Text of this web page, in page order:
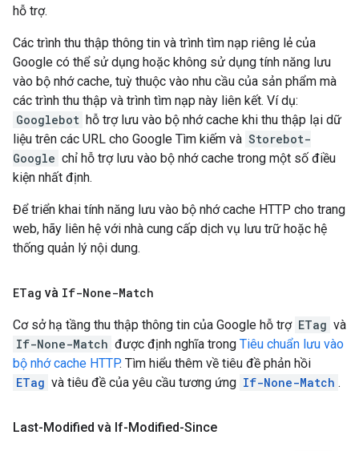
hỗ trợ.
Các trình thu thập thông tin và trình tìm nạp riêng lẻ của
Google có thể sử dụng hoặc không sử dụng tính năng lưu
vào bộ nhớ cache, tuỳ thuộc vào nhu cầu của sản phẩm mà
các trình thu thập và trình tìm nạp này liên kết. Ví dụ:
Googlebot hỗ trợ lưu vào bộ nhớ cache khi thu thập lại dữ
liệu trên các URL cho Google Tìm kiếm và Storebot-
Google chỉ hỗ trợ lưu vào bộ nhớ cache trong một số điều
kiện nhất định.
Để triển khai tính năng lưu vào bộ nhớ cache HTTP cho trang
web, hãy liên hệ với nhà cung cấp dịch vụ lưu trữ hoặc hệ
thống quản lý nội dung.
ETag và If-None-Match
Cơ sở hạ tầng thu thập thông tin của Google hỗ trợ ETag và
If-None-Match được định nghĩa trong Tiêu chuẩn lưu vào
bộ nhớ cache HTTP. Tìm hiểu thêm về tiêu đề phản hồi
ETag và tiêu đề của yêu cầu tương ứng If-None-Match .
Last-Modified và If-Modified-Since